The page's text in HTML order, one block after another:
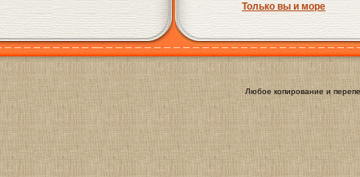
Только вы и море
Любое копирование и